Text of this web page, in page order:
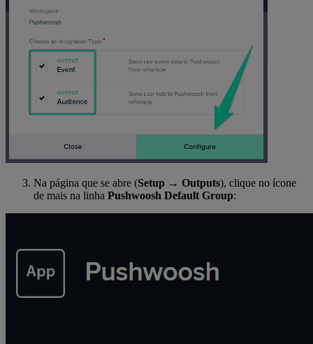
Na página que se abre (Setup → Outputs), clique no ícone
de mais na linha Pushwoosh Default Group: